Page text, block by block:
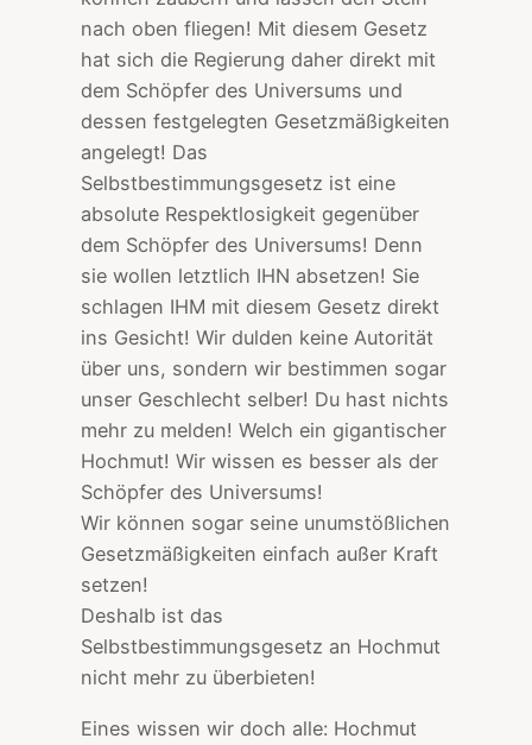
nach oben fliegen! Mit diesem Gesetz
hat sich die Regierung daher direkt mit
dem Schöpfer des Universums und
dessen festgelegten Gesetzmäßigkeiten
angelegt! Das
Selbstbestimmungsgesetz ist eine
absolute Respektlosigkeit gegenüber
dem Schöpfer des Universums! Denn
sie wollen letztlich IHN absetzen! Sie
schlagen IHM mit diesem Gesetz direkt
ins Gesicht! Wir dulden keine Autorität
über uns, sondern wir bestimmen sogar
unser Geschlecht selber! Du hast nichts
mehr zu melden! Welch ein gigantischer
Hochmut! Wir wissen es besser als der
Schöpfer des Universums!
Wir können sogar seine unumstößlichen
Gesetzmäßigkeiten einfach außer Kraft
setzen!
Deshalb ist das
Selbstbestimmungsgesetz an Hochmut
nicht mehr zu überbieten!
Eines wissen wir doch alle: Hochmut